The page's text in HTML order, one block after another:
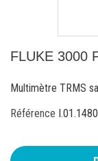
FLUKE 3000
Multimètre TRMS
Référence I.01.1480